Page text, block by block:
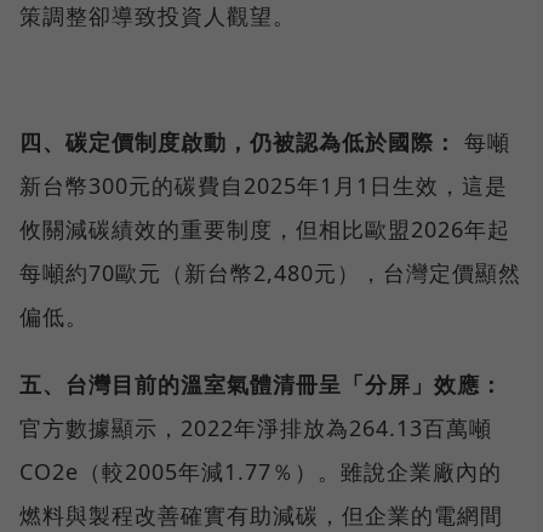
策調整卻導致投資人觀望。
四、碳定價制度啟動，仍被認為低於國際： 每噸
新台幣300元的碳費自2025年1月1日生效，這是
攸關減碳績效的重要制度，但相比歐盟2026年起
每噸約70歐元（新台幣2,480元），台灣定價顯然
偏低。
五、台灣目前的溫室氣體清冊呈「分屏」效應：
官方數據顯示，2022年淨排放為264.13百萬噸
CO2e（較2005年減1.77％）。雖說企業廠內的
燃料與製程改善確實有助減碳，但企業的電網間